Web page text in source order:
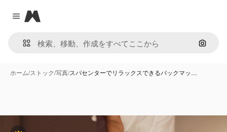
Close menu
Magnific
画像で
ホーム/ストック/写真/スパセンターでリラックスできるバックマッ…